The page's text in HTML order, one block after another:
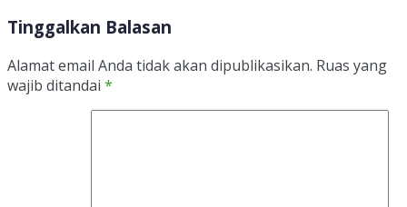
Tinggalkan Balasan
Alamat email Anda tidak akan dipublikasikan. Ruas yang
wajib ditandai *